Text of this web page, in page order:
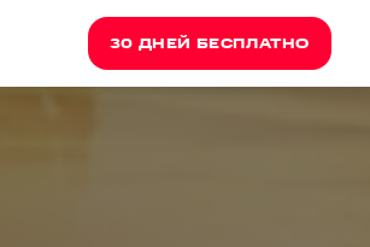
30 ДНЕЙ БЕСПЛАТНО